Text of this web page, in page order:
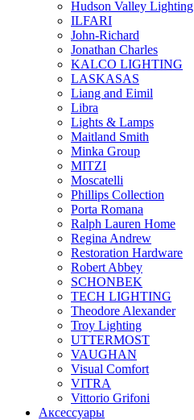
Hudson Valley Lighting
ILFARI
John-Richard
Jonathan Charles
KALCO LIGHTING
LASKASAS
Liang and Eimil
Libra
Lights & Lamps
Maitland Smith
Minka Group
MITZI
Moscatelli
Phillips Collection
Porta Romana
Ralph Lauren Home
Regina Andrew
Restoration Hardware
Robert Abbey
SCHONBEK
TECH LIGHTING
Theodore Alexander
Troy Lighting
UTTERMOST
VAUGHAN
Visual Comfort
VITRA
Vittorio Grifoni
Аксессуары